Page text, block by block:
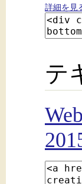
詳細を見
テ